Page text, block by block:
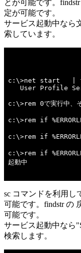
とが可能です。
定が可能です。
サービス起動中なら
索しています。
c:\>net start   |
User Profile
c:\>rem 0で実行中、
c:\>rem if
c:\>rem if
c:\>rem if
起動中
sc コマンドを利用し
可能です。findstr の
可能です。
サービス起動中なら
検索します。